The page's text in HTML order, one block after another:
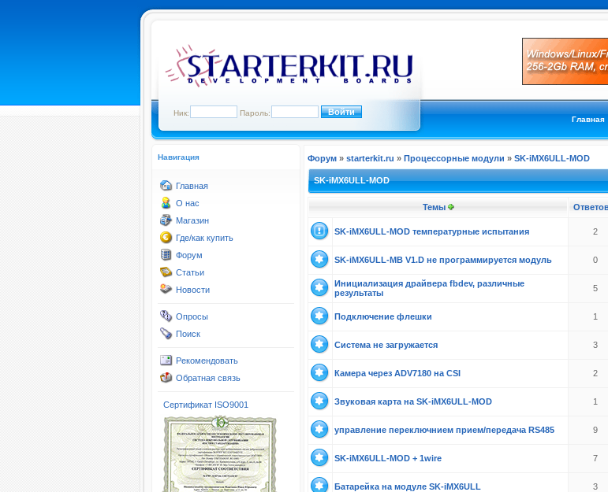
Ник: Пароль:
Главная
Навигация
Главная
О нас
Магазин
Где/как купить
Форум
Статьи
Новости
Опросы
Поиск
Рекомендовать
Обратная связь
Сертификат ISO9001
Форум » starterkit.ru » Процессорные модули » SK-iMX6ULL-MOD
SK-iMX6ULL-MOD
Темы
SK-iMX6ULL-MOD температурные испытания 2
SK-iMX6ULL-MB V1.D не программируется модуль 0
Инициализация драйвера fbdev, различные
результаты
5
Подключение флешки 1
Система не загружается 3
Камера через ADV7180 на CSI 2
Звуковая карта на SK-iMX6ULL-MOD 1
управление переключнием прием/передача RS485 9
SK-iMX6ULL-MOD + 1wire 7
Батарейка на модуле SK-iMX6ULL 3